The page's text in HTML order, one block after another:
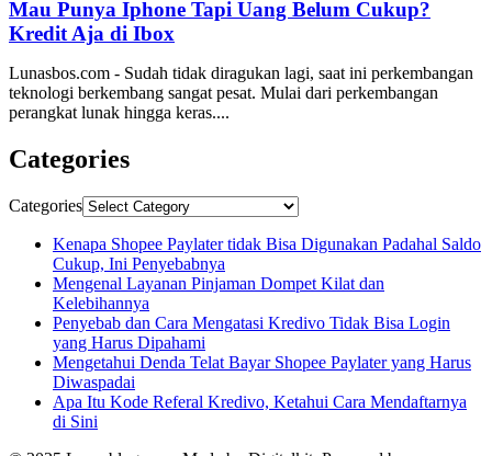
Mau Punya Iphone Tapi Uang Belum Cukup?
Kredit Aja di Ibox
Lunasbos.com - Sudah tidak diragukan lagi, saat ini perkembangan
teknologi berkembang sangat pesat. Mulai dari perkembangan
perangkat lunak hingga keras....
Categories
Categories
Kenapa Shopee Paylater tidak Bisa Digunakan Padahal Saldo
Cukup, Ini Penyebabnya
Mengenal Layanan Pinjaman Dompet Kilat dan
Kelebihannya
Penyebab dan Cara Mengatasi Kredivo Tidak Bisa Login
yang Harus Dipahami
Mengetahui Denda Telat Bayar Shopee Paylater yang Harus
Diwaspadai
Apa Itu Kode Referal Kredivo, Ketahui Cara Mendaftarnya
di Sini